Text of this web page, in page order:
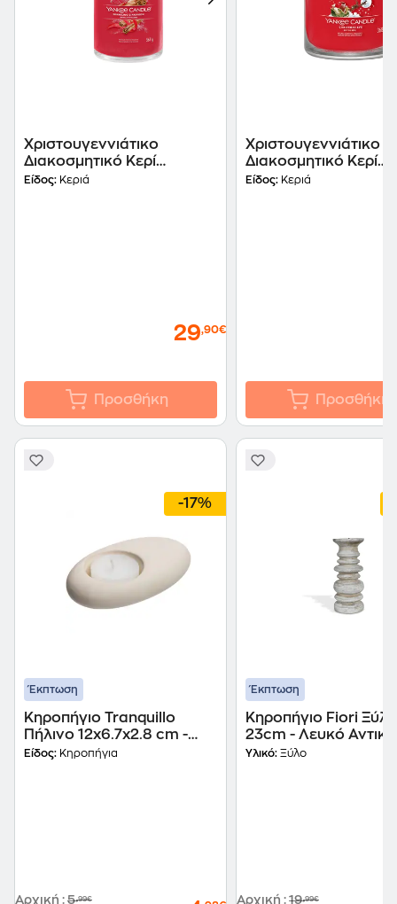
Χριστουγεννιάτικο
Διακοσμητικό Κερί
Sparkling Cinnamon
Είδος: Κεριά
29,90€
Προσθήκη
Χριστουγεννιάτικο
Διακοσμητικό Κερί
Christmas Eve
Είδος: Κεριά
Προσθήκη
-17%
Έκπτωση
Κηροπήγιο Tranquillo
Πήλινο 12x6.7x2.8 cm -
Λευκό
Είδος: Κηροπήγια
Αρχική : 5,99€
Έκπτωση
Κηροπήγιο Fiori
23cm - Λευκό Αντικέ
Υλικό: Ξύλο
Αρχική : 19,99€